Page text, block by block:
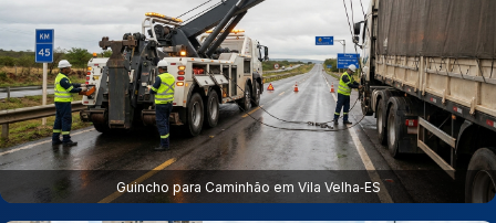
Guincho para Caminhão em Vila Velha‑ES